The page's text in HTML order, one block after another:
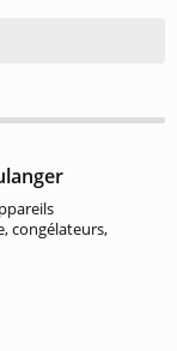
congélateurs,